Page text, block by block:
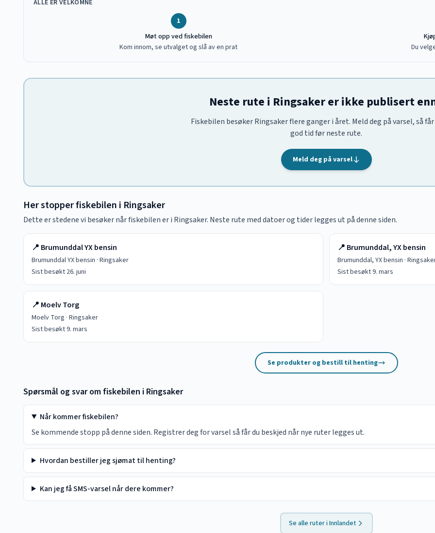
ALLE ER VELKOMNE
1
Møt opp ved fiskebilen
Kom innom, se utvalget og slå av en prat
Du
Neste rute i Ringsaker er ikke publisert
Fiskebilen besøker Ringsaker flere ganger i året. Meld deg på varsel, så får
god tid før neste rute.
Meld deg på varsel
Her stopper fiskebilen i Ringsaker
Dette er stedene vi besøker når fiskebilen er i Ringsaker. Neste rute med datoer og tider legges ut på denne siden.
📍 Brumunddal YX bensin
Brumunddal YX bensin · Ringsaker
Sist besøkt 26. juni
📍 Brumunddal, YX bensin
Brumunddal, YX bensin ·
Sist besøkt9. mars
📍 Moelv Torg
Moelv Torg · Ringsaker
Sist besøkt9. mars
Se produkter og bestill til henting
Spørsmål og svar om fiskebilen i Ringsaker
Når kommer fiskebilen?
Se kommende stopp på denne siden. Registrer deg for varsel så får du beskjed når nye ruter legges ut.
Hvordan bestiller jeg sjømat til henting?
Kan jeg få SMS-varsel når dere kommer?
Se alle ruter iInnlandet